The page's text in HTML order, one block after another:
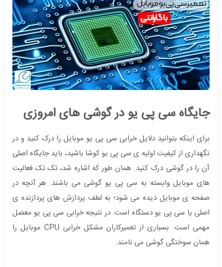
جایگاه سی پی یو در گوشی های امروزی
برای اینکه بتوانید دلایل خرابی سی پی یو موبایل را درک کنید و در
نگهداری از کیفیت اولیه ی سی پی یو کوشا باشید، باید جایگاه اصلی
آن را در گوشی درک کنید. همان طور که اشاره شد، تک تک فعالیت
های موبایل وابسته به سی پی یو گوشی می باشند. هر آنچه در
صفحه ی موبایل دیده می شود؛ به لطف پردازش های پردازنده ی
اصلی یا سی پی یو دستگاه است. در نتیجه خرابی سی پی یو معضل
مهمی است. بسیاری از تعمیرکاران مشکل خرابی CPU موبایل را
همان سوختگی گوشی می نامند.